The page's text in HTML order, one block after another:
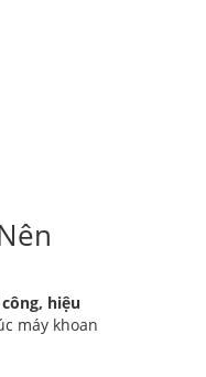
hiệu
máy khoan